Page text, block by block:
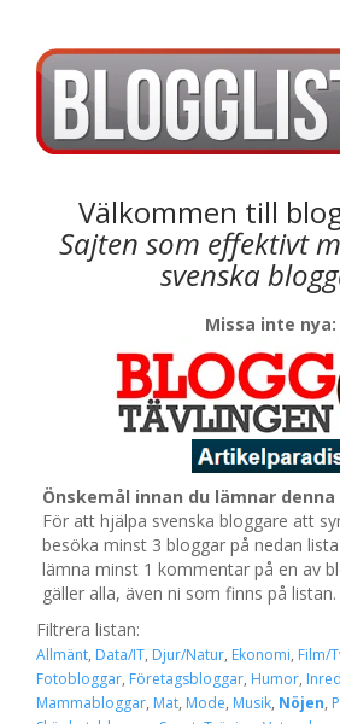
Välkommen till
Sajten som effektivt
svenska
Missa inte nya:
Önskemål innan du lämnar
För att hjälpa svenska bloggare att
besöka minst 3 bloggar på nedan
lämna minst 1 kommentar på en av
gäller alla, även ni som finns på
Filtrera listan:
Allmänt, Data/IT, Djur/Natur, Ekonomi, Film/
Fotobloggar, Företagsbloggar, Humor,
Mammabloggar, Mat, Mode, Musik, Nöjen,